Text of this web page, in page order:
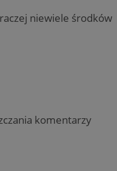
niewiele środków
komentarzy